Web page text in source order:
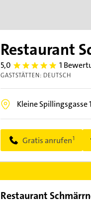
Restaurant
5,0 5.0 1
GASTSTÄTTEN: DEUTSCH
Kleine Spillingsgasse
Gratis anrufen
Restaurant